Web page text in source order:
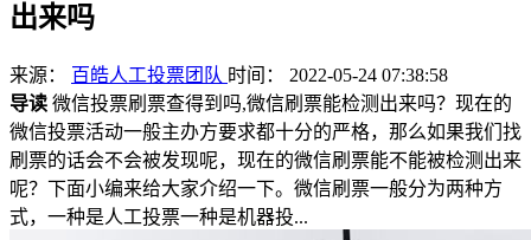
出来吗
来源： 百皓人工投票团队 时间： 2022-05-24 07:38:58
导读 微信投票刷票查得到吗,微信刷票能检测出来吗？现在的
微信投票活动一般主办方要求都十分的严格，那么如果我们找
刷票的话会不会被发现呢，现在的微信刷票能不能被检测出来
呢？下面小编来给大家介绍一下。微信刷票一般分为两种方
式，一种是人工投票一种是机器投...